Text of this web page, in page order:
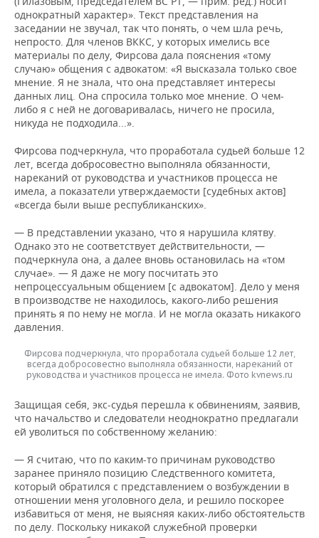
однократный характер». Текст представления на
заседании не звучал, так что понять, о чем шла речь,
непросто. Для членов ВККС, у которых имелись все
материалы по делу, Фирсова дала пояснения «тому
случаю» общения с адвокатом: «Я высказала только свое
мнение. Я не знала, что она представляет интересы
данных лиц. Она спросила только мое мнение. О чем-
либо я с ней не договаривалась, ничего не просила,
никуда не подходила...».
Фирсова подчеркнула, что проработала судьей больше 12
лет, всегда добросовестно выполняла обязанности,
нареканий от руководства и участников процесса не
имела, а показатели утверждаемости [судебных актов]
«всегда были выше республиканских».
— В представлении указано, что я нарушила клятву.
Однако это не соответствует действительности, —
подчеркнула она, а далее вновь остановилась на «том
случае». — Я даже не могу посчитать это
непроцессуальным общением [c адвокатом]. Дело у меня
в производстве не находилось, какого-либо решения
принять я по нему не могла. И не могла оказать никакого
давления.
Фирсова подчеркнула, что проработала судьей больше 12 лет,
всегда добросовестно выполняла обязанности, нареканий от
руководства и участников процесса не имела. Фото kvnews.ru
Защищая себя, экс-судья перешла к обвинениям, заявив,
что начальство и следователи неоднократно предлагали
ей уволиться по собственному желанию:
— Я считаю, что по каким-то причинам руководство
заранее приняло позицию Следственного комитета,
который обратился с представлением о возбуждении в
отношении меня уголовного дела, и решило поскорее
избавиться от меня, не выясняя каких-либо обстоятельств
по делу. Поскольку никакой служебной проверки